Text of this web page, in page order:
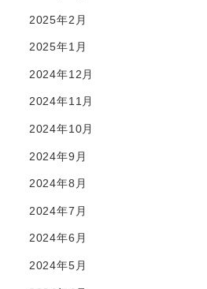
2025年2月
2025年1月
2024年12月
2024年11月
2024年10月
2024年9月
2024年8月
2024年7月
2024年6月
2024年5月